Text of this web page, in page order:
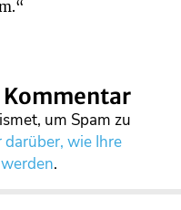
Kommentar
um Spam zu
darüber, wie Ihre
.